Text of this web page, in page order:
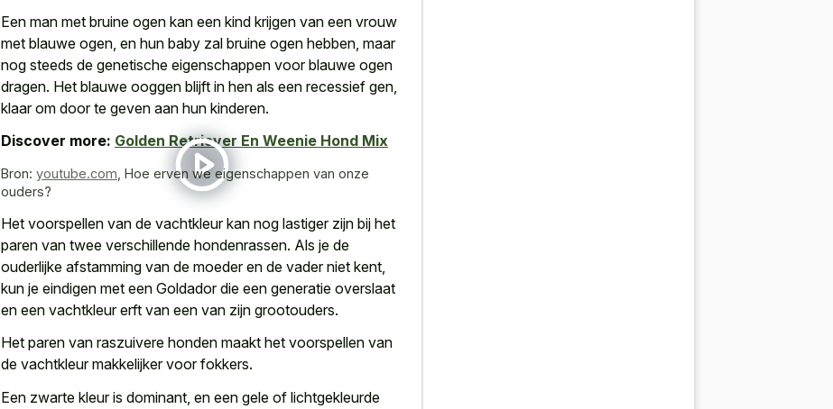
Een man met bruine ogen kan een kind krijgen van een vrouw
met blauwe ogen, en hun baby zal bruine ogen hebben, maar
nog steeds de genetische eigenschappen voor blauwe ogen
dragen. Het blauwe ooggen blijft in hen als een recessief gen,
klaar om door te geven aan hun kinderen.
Discover more: Golden Retriever En Weenie Hond Mix
Bron: youtube.com Hoe erven we eigenschappen van onze
ouders?
Het voorspellen van de vachtkleur kan nog lastiger zijn bij het
paren van twee verschillende hondenrassen. Als je de
ouderlijke afstamming van de moeder en de vader niet kent,
kun je eindigen met een Goldador die een generatie overslaat
en een vachtkleur erft van een van zijn grootouders.
Het paren van raszuivere honden maakt het voorspellen van
de vachtkleur makkelijker voor fokkers.
Een zwarte kleur is dominant, en een gele of lichtgekleurde